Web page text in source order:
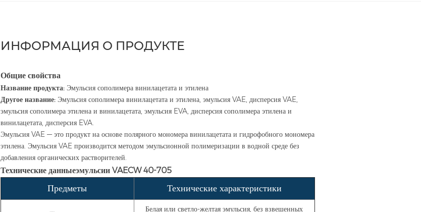
ИНФОРМАЦИЯ О ПРОДУКТЕ
Общие свойства
Название продукта:Эмульсия сополимера винилацетата и этилена
Другое название:Эмульсия сополимера винилацетата и этилена, эмульсия VAE, дисперсия VAE,
эмульсия сополимера этилена и винилацетата, эмульсия EVA, дисперсия сополимера этилена и
винилацетата, дисперсия EVA.
Эмульсия VAE — это продукт на основе полярного мономера винилацетата и гидрофобного мономера
этилена. Эмульсия VAE производится методом эмульсионной полимеризации в водной среде без
добавления органических растворителей.
Технические данныеэмульсии VAECW 40-705
Предметы Технические характеристики
Белая или светло-желтая эмульсия, без взвешенных